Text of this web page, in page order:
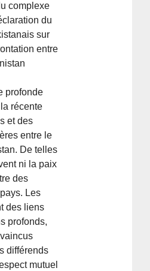
complexe
du
sur
entre
profonde
récente
et des
entre le
De telles
ni la paix
des
Les
des liens
profonds,
différends
mutuel